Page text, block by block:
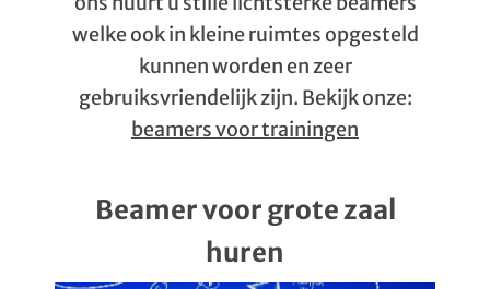
welke ook in kleine ruimtes opgesteld
kunnen worden en zeer
gebruiksvriendelijk zijn. Bekijk onze:
beamers voor trainingen
Beamer voor grote zaal
huren